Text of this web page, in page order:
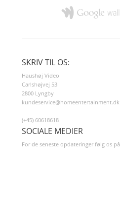
SKRIV TIL OS:
Haushøj Video
Carlshøjvej 53
2800 Lyngby
kundeservice@homeentertainment.dk
(+45) 60618618
SOCIALE MEDIER
For de seneste opdateringer følg os på